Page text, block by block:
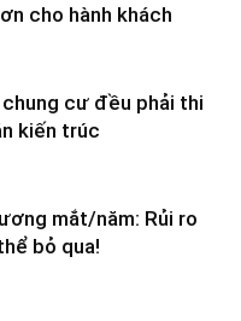
cho hành khách
chung cư đều phải thi
kiến trúc
mắt/năm: Rủi ro
bỏ qua!